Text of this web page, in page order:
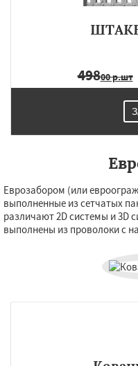
49800 р.шт
Еврозабором (или
выполненные из сетчатых
различают 2D системы и 3D
выполнены из проволоки с